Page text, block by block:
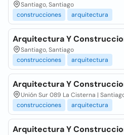
Santiago, Santiago
construcciones
arquitectura
Arquitectura Y
Santiago, Santiago
construcciones
arquitectura
Arquitectura Y
Unión Sur 089 La Cisterna |
construcciones
arquitectura
Arquitectura Y